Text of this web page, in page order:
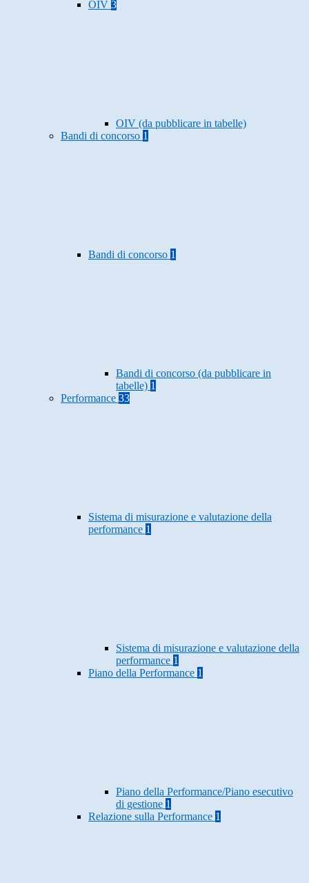
OIV 3
OIV (da pubblicare in tabelle)
Bandi di concorso 1
Bandi di concorso 1
Bandi di concorso (da pubblicare in
tabelle) 1
Performance 33
Sistema di misurazione e valutazione della
performance 1
Sistema di misurazione e valutazione della
performance 1
Piano della Performance 1
Piano della Performance/Piano esecutivo
di gestione 1
Relazione sulla Performance 1